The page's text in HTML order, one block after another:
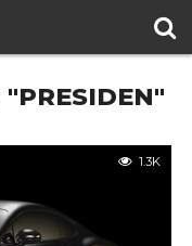
1.3K